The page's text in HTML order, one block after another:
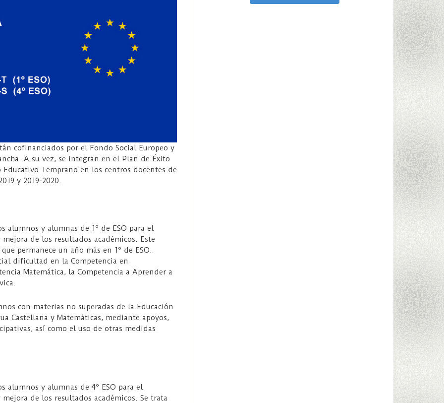
cofinanciados por el Fondo Social Europeo y
A su vez, se integran en el Plan de Éxito
Temprano en los centros docentes de
y 2019-2020.
alumnos y alumnas de 1º de ESO para el
de los resultados académicos. Este
permanece un año más en 1º de ESO.
dificultad en la Competencia en
Matemática, la Competencia a Aprender a
con materias no superadas de la Educación
Castellana y Matemáticas, mediante apoyos,
así como el uso de otras medidas
alumnos y alumnas de 4º ESO para el
de los resultados académicos. Se trata